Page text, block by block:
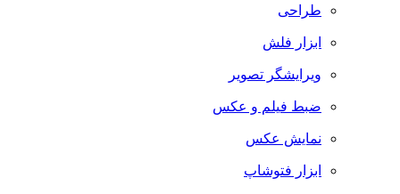
طراحی
ابزار فلش
ویرایشگر تصویر
ضبط فيلم و عكس
نمایش عکس
ابزار فتوشاپ